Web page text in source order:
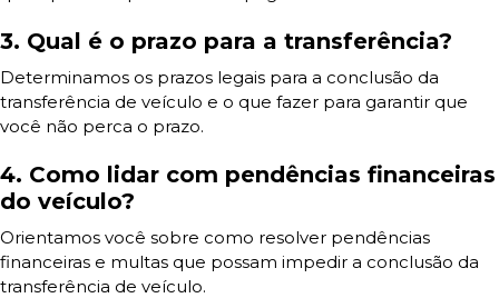
3. Qual é o prazo para a transferência?
Determinamos os prazos legais para a conclusão da
transferência de veículo e o que fazer para garantir que
você não perca o prazo.
4. Como lidar com pendências financeiras
do veículo?
Orientamos você sobre como resolver pendências
financeiras e multas que possam impedir a conclusão da
transferência de veículo.